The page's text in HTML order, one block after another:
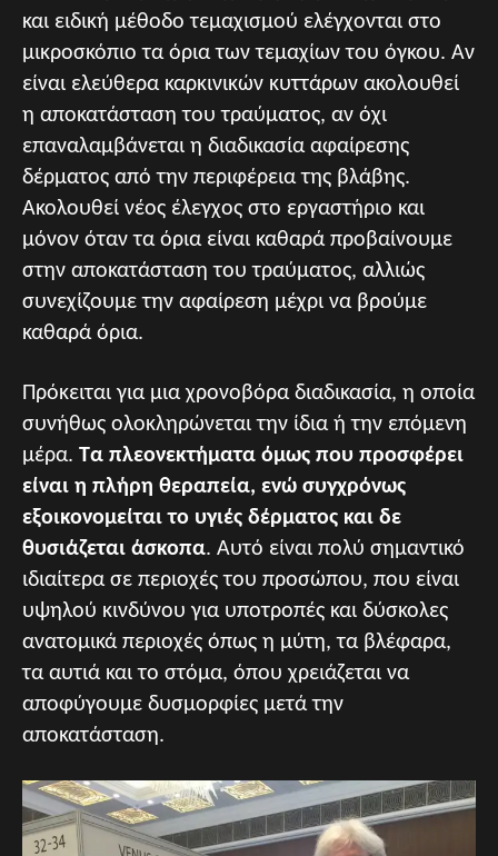
και ειδική μέθοδο τεμαχισμού ελέγχονται στο
μικροσκόπιο τα όρια των τεμαχίων του όγκου. Αν
είναι ελεύθερα καρκινικών κυττάρων ακολουθεί
η αποκατάσταση του τραύματος, αν όχι
επαναλαμβάνεται η διαδικασία αφαίρεσης
δέρματος από την περιφέρεια της βλάβης.
Aκολουθεί νέος έλεγχος στο εργαστήριο και
μόνον όταν τα όρια είναι καθαρά προβαίνουμε
στην αποκατάσταση του τραύματος, αλλιώς
συνεχίζουμε την αφαίρεση μέχρι να βρούμε
καθαρά όρια.
Πρόκειται για μια χρονοβόρα διαδικασία, η οποία
συνήθως ολοκληρώνεται την ίδια ή την επόμενη
μέρα. Τα πλεονεκτήματα όμως που προσφέρει
είναι η πλήρη θεραπεία, ενώ συγχρόνως
εξοικονομείται το υγιές δέρματος και δε
θυσιάζεται άσκοπα. Αυτό είναι πολύ σημαντικό
ιδιαίτερα σε περιοχές του προσώπου, που είναι
υψηλού κινδύνου για υποτροπές και δύσκολες
ανατομικά περιοχές όπως η μύτη, τα βλέφαρα,
τα αυτιά και το στόμα, όπου χρειάζεται να
αποφύγουμε δυσμορφίες μετά την
αποκατάσταση.